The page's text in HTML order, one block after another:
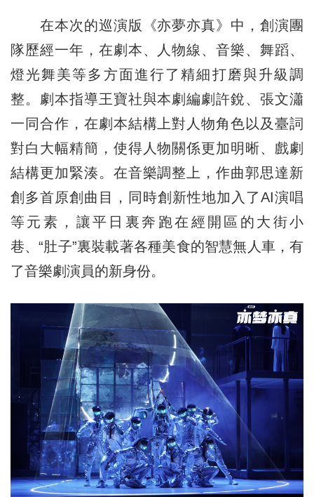
在本次的巡演版《亦夢亦真》中，創演團
隊歷經一年，在劇本、人物線、音樂、舞蹈、
燈光舞美等多方面進行了精細打磨與升級調
整。劇本指導王寶社與本劇編劇許銳、張文瀟
一同合作，在劇本結構上對人物角色以及臺詞
對白大幅精簡，使得人物關係更加明晰、戲劇
結構更加緊湊。在音樂調整上，作曲郭思達新
創多首原創曲目，同時創新性地加入了AI演唱
等元素，讓平日裏奔跑在經開區的大街小
巷、“肚子”裏裝載著各種美食的智慧無人車，有
了音樂劇演員的新身份。